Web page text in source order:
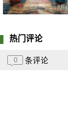
热门评论
0 条评论